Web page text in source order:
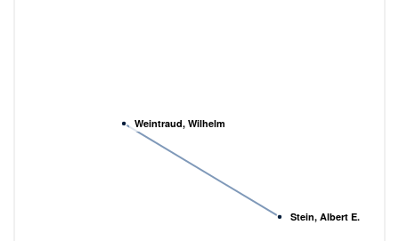
Weintraud, Wilhelm
Stein, Albert E.